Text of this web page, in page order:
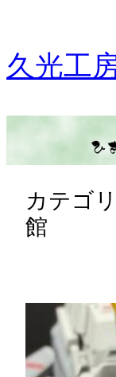
を
ス
ッ
久光工
カテゴ
館